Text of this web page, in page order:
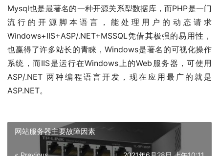
Mysql也是最著名的一种开源关系型数据库，而PHP是一门
流行的开源脚本语言，能处理用户的动态请求
Windows+IIS+ASP/.NET+MSSQL凭借其极强的易用性，
也赢得了许多站长的青睐，Windows是著名的可视化操作
系统，而IIS是运行在Windows上的Web服务器，可使用
ASP/.NET 两种编程语言开发，现在应用最广的就是
ASP.NET。
网站服务器主要故障因素